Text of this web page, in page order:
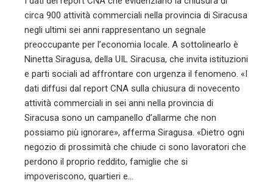
circa 900 attività commerciali nella provincia di Siracusa
negli ultimi sei anni rappresentano un segnale
preoccupante per l’economia locale. A sottolinearlo è
Ninetta Siragusa, della UIL Siracusa, che invita istituzioni
e parti sociali ad affrontare con urgenza il fenomeno. «I
dati diffusi dal report CNA sulla chiusura di novecento
attività commerciali in sei anni nella provincia di
Siracusa sono un campanello d’allarme che non
possiamo più ignorare», afferma Siragusa. «Dietro ogni
negozio di prossimità che chiude ci sono lavoratori che
perdono il proprio reddito, famiglie che si
impoveriscono, quartieri e…